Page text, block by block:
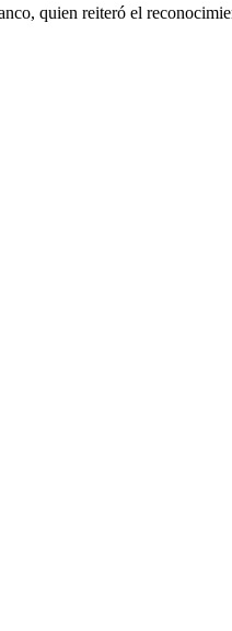
quien reiteró el